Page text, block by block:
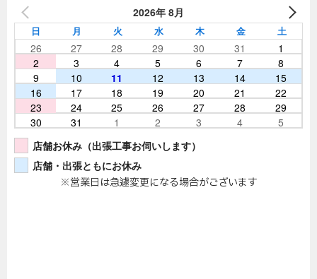
2026年 8月
日 月 火 水 木 金 土
26 27 28 29 30 31
1
2
3 4 5 6 7
8
9
10 11 12 13 14
15
16
17 18 19 20 21
22
23
24 25 26 27 28
29
30
31 1 2 3 4
5
店舗お休み（出張工事お伺いします）
店舗・出張ともにお休み
※営業日は急遽変更になる場合がございます